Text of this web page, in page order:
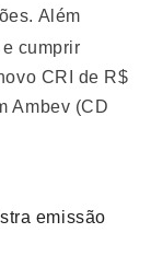
Além
cumprir
CRI de R$
Ambev (CD
emissão